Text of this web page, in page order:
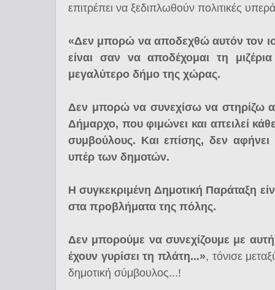
επιτρέπει να ξεδιπλωθούν πολιτικές
«Δεν μπορώ να αποδεχθώ αυτόν τον
είναι σαν να αποδέχομαι τη
μεγαλύτερο δήμο της χώρας.
Δεν μπορώ να συνεχίσω να στηρίζω
Δήμαρχο, που φιμώνει και απειλεί
συμβούλους. Και επίσης, δεν αφήνει
υπέρ των δημοτών.
Η συγκεκριμένη Δημοτική Παράταξη
στα προβλήματα της πόλης.
Δεν μπορούμε να συνεχίζουμε με
έχουν γυρίσει τη πλάτη...», τόνισε
δημοτική σύμβουλος...!